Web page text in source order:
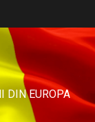
DIN EUROPA